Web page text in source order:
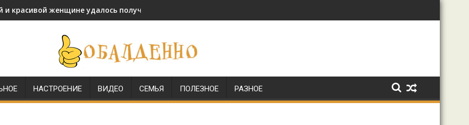
и красивой женщине удалось получить звание генерала МВД: Ирина Волк
НАСТРОЕНИЕ ВИДЕО СЕМЬЯ ПОЛЕЗНОЕ РАЗНОЕ